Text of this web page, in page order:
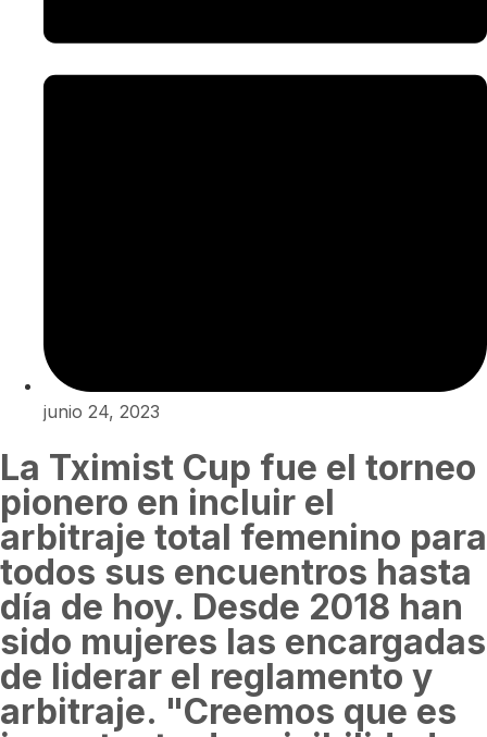
junio 24, 2023
La Tximist Cup fue el torneo
pionero en incluir el
arbitraje total femenino para
todos sus encuentros hasta
día de hoy. Desde 2018 han
sido mujeres las encargadas
de liderar el reglamento y
arbitraje. "Creemos que es